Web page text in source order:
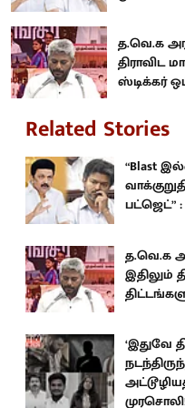
த.வெ.க
திராவிட
ஸ்டிக்கர்
Related Stories
“Blast
பட்ஜெட்”
த.வெ.க
இதிலும்
‘இதுவே